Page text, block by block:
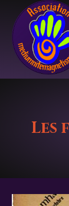
contenu
Les